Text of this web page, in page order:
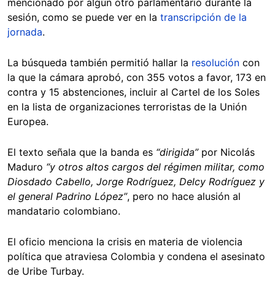
mencionado por algún otro parlamentario durante la
sesión, como se puede ver en la transcripción de la
jornada.
La búsqueda también permitió hallar la resolución con
la que la cámara aprobó, con 355 votos a favor, 173 en
contra y 15 abstenciones, incluir al Cartel de los Soles
en la lista de organizaciones terroristas de la Unión
Europea.
El texto señala que la banda es “dirigida” por Nicolás
Maduro “y otros altos cargos del régimen militar, como
Diosdado Cabello, Jorge Rodríguez, Delcy Rodríguez y
el general Padrino López”, pero no hace alusión al
mandatario colombiano.
El oficio menciona la crisis en materia de violencia
política que atraviesa Colombia y condena el asesinato
de Uribe Turbay.